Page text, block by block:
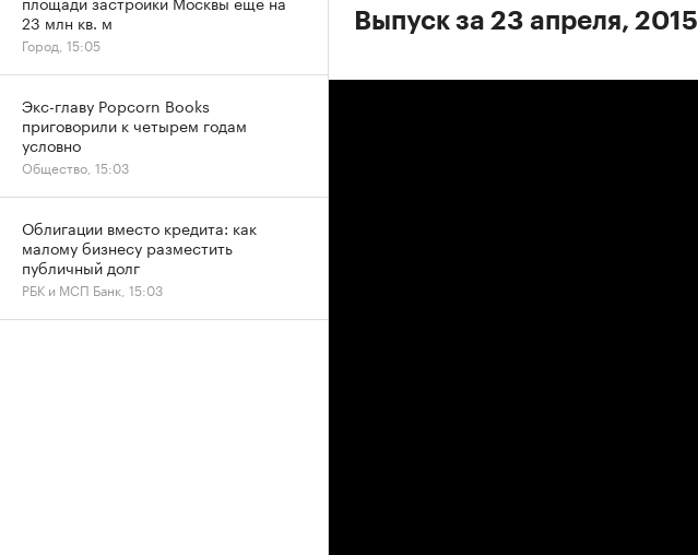
Выпуск за 23 апреля, 2015
23 млн кв. м
Город, 15:05
Экс-главу Popcorn Books
приговорили к четырем годам
условно
Общество, 15:03
Облигации вместо кредита: как
малому бизнесу разместить
публичный долг
РБК и МСП Банк, 15:03